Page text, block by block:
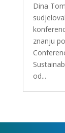
Dina
znanju
od...